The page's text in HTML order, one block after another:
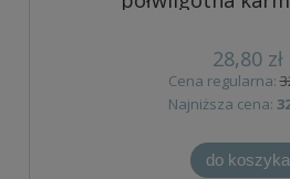
28,80 zł
Cena regularna:
Najniższa cena:
do koszyka